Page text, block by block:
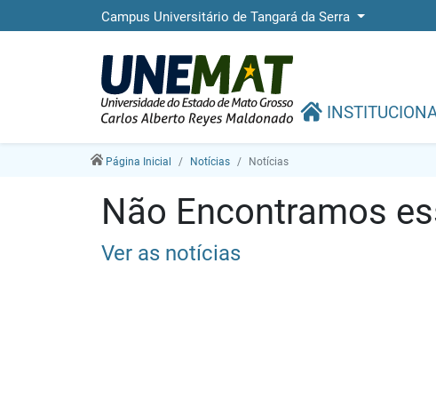
Campus Universitário de Tangará da Serra
Página Inicial Notícias Notícias
Não Encontramos
Ver as notícias